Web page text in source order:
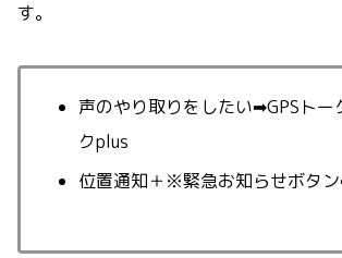
す。
声のやり取りをしたい➡GPSトー
クplus
位置通知＋※緊急お知らせボタ